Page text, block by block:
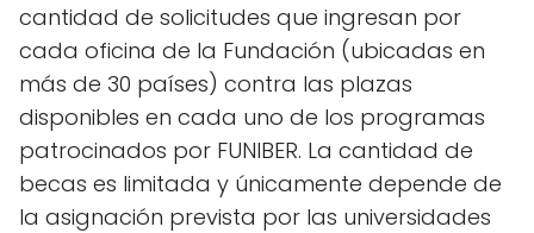
cantidad de solicitudes que ingresan por
cada oficina de la Fundación (ubicadas en
más de 30 países) contra las plazas
disponibles en cada uno de los programas
patrocinados por FUNIBER. La cantidad de
becas es limitada y únicamente depende de
la asignación prevista por las universidades